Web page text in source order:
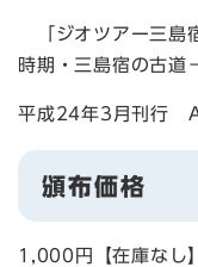
「ジオツアー三島
時期・三島宿の古
平成24年3月刊行
頒布価格
1,000円【在庫なし】